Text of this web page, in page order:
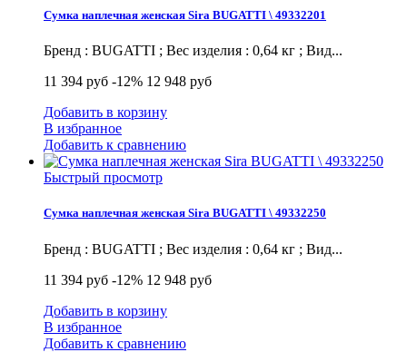
Сумка наплечная женская Sira BUGATTI \ 49332201
Бренд : BUGATTI ; Вес изделия : 0,64 кг ; Вид...
11 394 руб -12% 12 948 руб
Добавить в корзину
В избранное
Добавить к сравнению
Быстрый просмотр
Сумка наплечная женская Sira BUGATTI \ 49332250
Бренд : BUGATTI ; Вес изделия : 0,64 кг ; Вид...
11 394 руб -12% 12 948 руб
Добавить в корзину
В избранное
Добавить к сравнению